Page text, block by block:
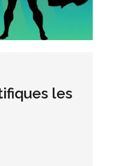
les